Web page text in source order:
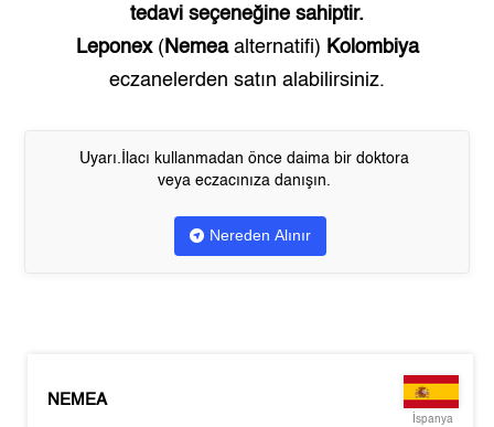
tedavi seçeneğine sahiptir.
Leponex( Nemeaalternatifi) Kolombiya
eczanelerden satın alabilirsiniz.
Uyarı.İlacı kullanmadan önce daima bir doktora
veya eczacınıza danışın.
Nereden Alınır
NEMEA
İspanya